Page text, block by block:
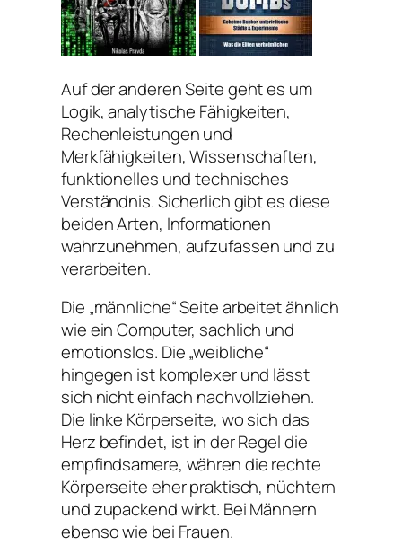
Auf der anderen Seite geht es um
Logik, analytische Fähigkeiten,
Rechenleistungen und
Merkfähigkeiten, Wissenschaften,
funktionelles und technisches
Verständnis. Sicherlich gibt es diese
beiden Arten, Informationen
wahrzunehmen, aufzufassen und zu
verarbeiten.
Die „männliche“ Seite arbeitet ähnlich
wie ein Computer, sachlich und
emotionslos. Die „weibliche“
hingegen ist komplexer und lässt
sich nicht einfach nachvollziehen.
Die linke Körperseite, wo sich das
Herz befindet, ist in der Regel die
empfindsamere, währen die rechte
Körperseite eher praktisch, nüchtern
und zupackend wirkt. Bei Männern
ebenso wie bei Frauen.